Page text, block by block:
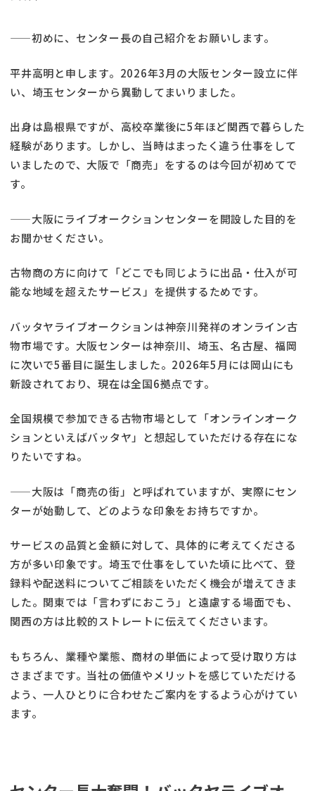
——初めに、センター長の自己紹介をお願いします。
平井高明と申します。2026年3月の大阪センター設立に伴
い、埼玉センターから異動してまいりました。
出身は島根県ですが、高校卒業後に5年ほど関西で暮らした
経験があります。しかし、当時はまったく違う仕事をして
いましたので、大阪で「商売」をするのは今回が初めてで
す。
——大阪にライブオークションセンターを開設した目的を
お聞かせください。
古物商の方に向けて「どこでも同じように出品・仕入が可
能な地域を超えたサービス」を提供するためです。
バッタヤライブオークションは神奈川発祥のオンライン古
物市場です。大阪センターは神奈川、埼玉、名古屋、福岡
に次いで5番目に誕生しました。2026年5月には岡山にも
新設されており、現在は全国6拠点です。
全国規模で参加できる古物市場として「オンラインオーク
ションといえばバッタヤ」と想起していただける存在にな
りたいですね。
——大阪は「商売の街」と呼ばれていますが、実際にセン
ターが始動して、どのような印象をお持ちですか。
サービスの品質と金額に対して、具体的に考えてくださる
方が多い印象です。埼玉で仕事をしていた頃に比べて、登
録料や配送料についてご相談をいただく機会が増えてきま
した。関東では「言わずにおこう」と遠慮する場面でも、
関西の方は比較的ストレートに伝えてくださいます。
もちろん、業種や業態、商材の単価によって受け取り方は
さまざまです。当社の価値やメリットを感じていただける
よう、一人ひとりに合わせたご案内をするよう心がけてい
ます。